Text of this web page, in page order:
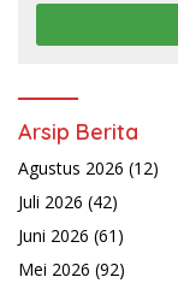
Arsip Berita
Agustus 2026 (12)
Juli 2026 (42)
Juni 2026 (61)
Mei 2026 (92)